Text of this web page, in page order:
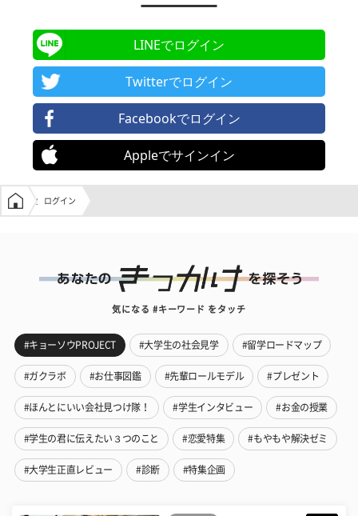
LINEでログイン
Twitterでログイン
Facebookでログイン
Appleでサインイン
学生の窓口トップ
ログイン
気になる #キーワード をタッチ
#キョーソウPROJECT #大学生の社会見学 #留学ロードマップ
#ガクラボ #お仕事図鑑 #先輩ロールモデル #プレゼント
#ほんとにいい会社見つけ隊！ #学生インタビュー #お金の授業
#学生の君に伝えたい３つのこと #恋愛特集 #もやもや解決ゼミ
#大学生正直レビュー #診断 #特集企画